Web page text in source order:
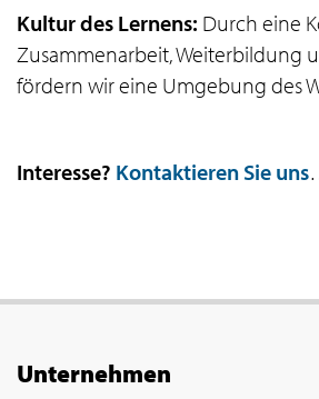
Kultur des Lernens: Durch eine
Zusammenarbeit, Weiterbildung
fördern wir eine Umgebung des
Interesse? Kontaktieren Sie uns
Unternehmen